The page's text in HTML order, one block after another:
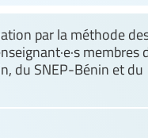
par la méthode
membres
du SNEP-Bénin et du